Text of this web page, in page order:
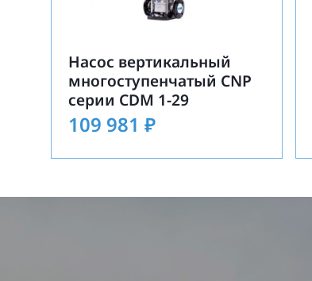
Насос вертикальный
многоступенчатый CNP
серии CDM 1-29
109 981 ₽